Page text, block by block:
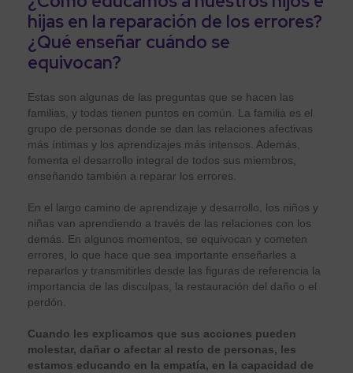
hijas en la reparación de los errores?
¿Qué enseñar cuándo se
equivocan?
Estas son algunas de las preguntas que se hacen las
familias, y todas tienen puntos en común. La familia es el
grupo de personas donde se dan las relaciones afectivas
más íntimas y los aprendizajes más intensos. Además,
fomenta el desarrollo integral de todos sus miembros,
enseñando también a reparar los errores.
En el largo camino de aprendizaje y desarrollo, los niños y
niñas van aprendiendo a través de las relaciones con los
demás. En algunos momentos, se equivocan y cometen
errores, lo que hace que sea importante enseñarles a
repararlos y transmitirles desde las figuras de referencia la
importancia de las disculpas, la restauración del daño o el
perdón.
Cuando les explicamos que sus acciones pueden
molestar, dañar o afectar al resto de personas, les
estamos educando en la empatía, en la capacidad de